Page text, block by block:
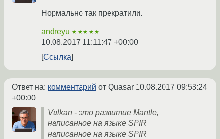
Нормально так прекратили.
andreyu ★★★★★
10.08.2017 11:11:47 +00:00
Ссылка
Ответ на: комментарий от Quasar 10.08.2017 09:53:24
+00:00
Vulkan - это развитие Mantle,
написанное на языке SPIR
написанное на языке SPIR